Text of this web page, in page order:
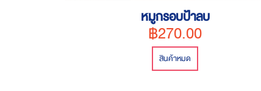
หมูกรอบป้าลบ
฿270.00
สินค้าหมด